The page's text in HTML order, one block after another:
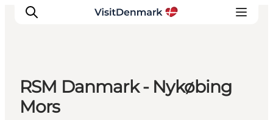
Inspiratie
RSM Danmark - Nykøbing
Mors